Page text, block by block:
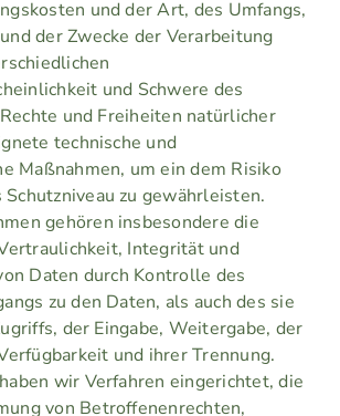
und der Art, des Umfangs,
der Zwecke der Verarbeitung
und Schwere des
und Freiheiten natürlicher
technische und
Maßnahmen, um ein dem Risiko
Schutzniveau zu gewährleisten.
gehören insbesondere die
Integrität und
Daten durch Kontrolle des
zu den Daten, als auch des sie
der Eingabe, Weitergabe, der
und ihrer Trennung.
wir Verfahren eingerichtet, die
von Betroffenenrechten,